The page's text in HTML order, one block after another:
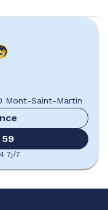
Mont-Saint-Martin
7j/7